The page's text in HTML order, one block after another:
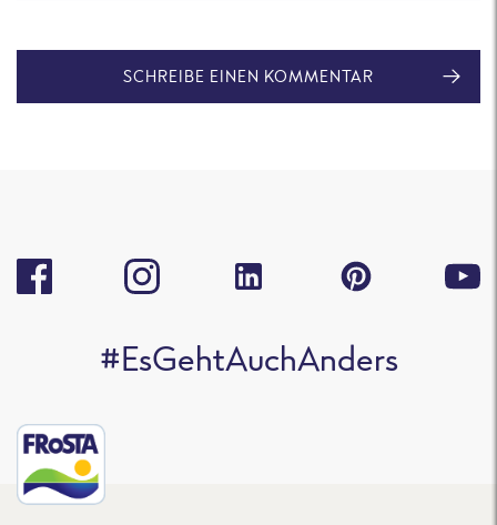
SCHREIBE EINEN KOMMENTAR
#EsGehtAuchAnders